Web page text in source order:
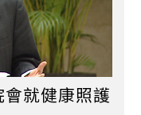
就健康照護